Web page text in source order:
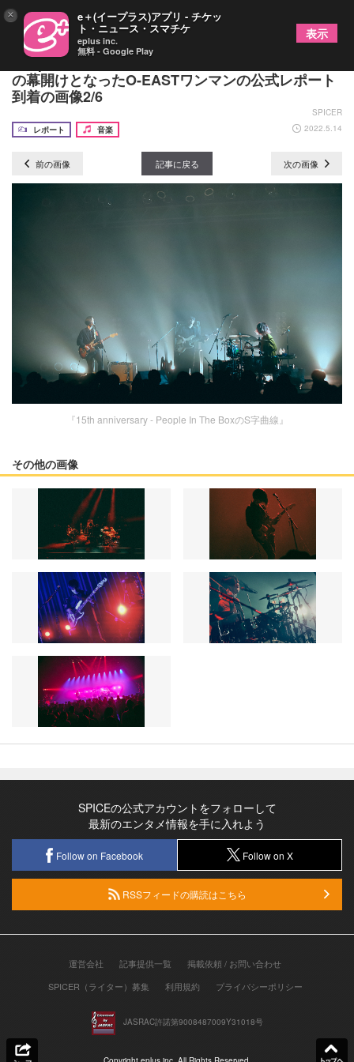
People In The Box、15周年アニバーサリーイヤー
の幕開けとなったO-EASTワンマンの公式レポート
到着の画像2/6
SPICER
レポート
音楽 2022.5.14
前の画像 記事に戻る 次の画像
『15th anniversary - People In The BoxのS字曲線』
その他の画像
SPICEの公式アカウントをフォローして
最新のエンタメ情報を手に入れよう
Follow on Facebook Follow on X
RSSフィードの購読はこちら
運営会社 記事提供一覧
掲載依頼 / お問い合わせ
SPICER（ライター）募集
利用規約 プライバシーポリシー
JASRAC許諾第9008487009Y31018号
× e＋(イープラス)アプリ - チケッ
ト・ニュース・スマチケ
eplus inc.
無料 - Google Play
表示